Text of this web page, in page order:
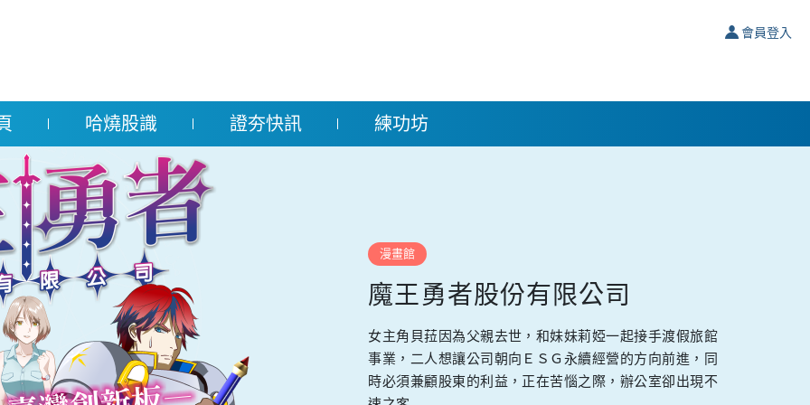
會員登入
哈燒股識 證夯快訊 練功坊
漫畫館
魔王勇者股份有限公司
女主角貝菈因為父親去世，和妹妹莉婭一起接手渡假旅館
事業，二人想讓公司朝向ＥＳＧ永續經營的方向前進，同
時必須兼顧股東的利益，正在苦惱之際，辦公室卻出現不